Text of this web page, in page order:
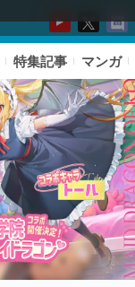
特集記事 マンガ